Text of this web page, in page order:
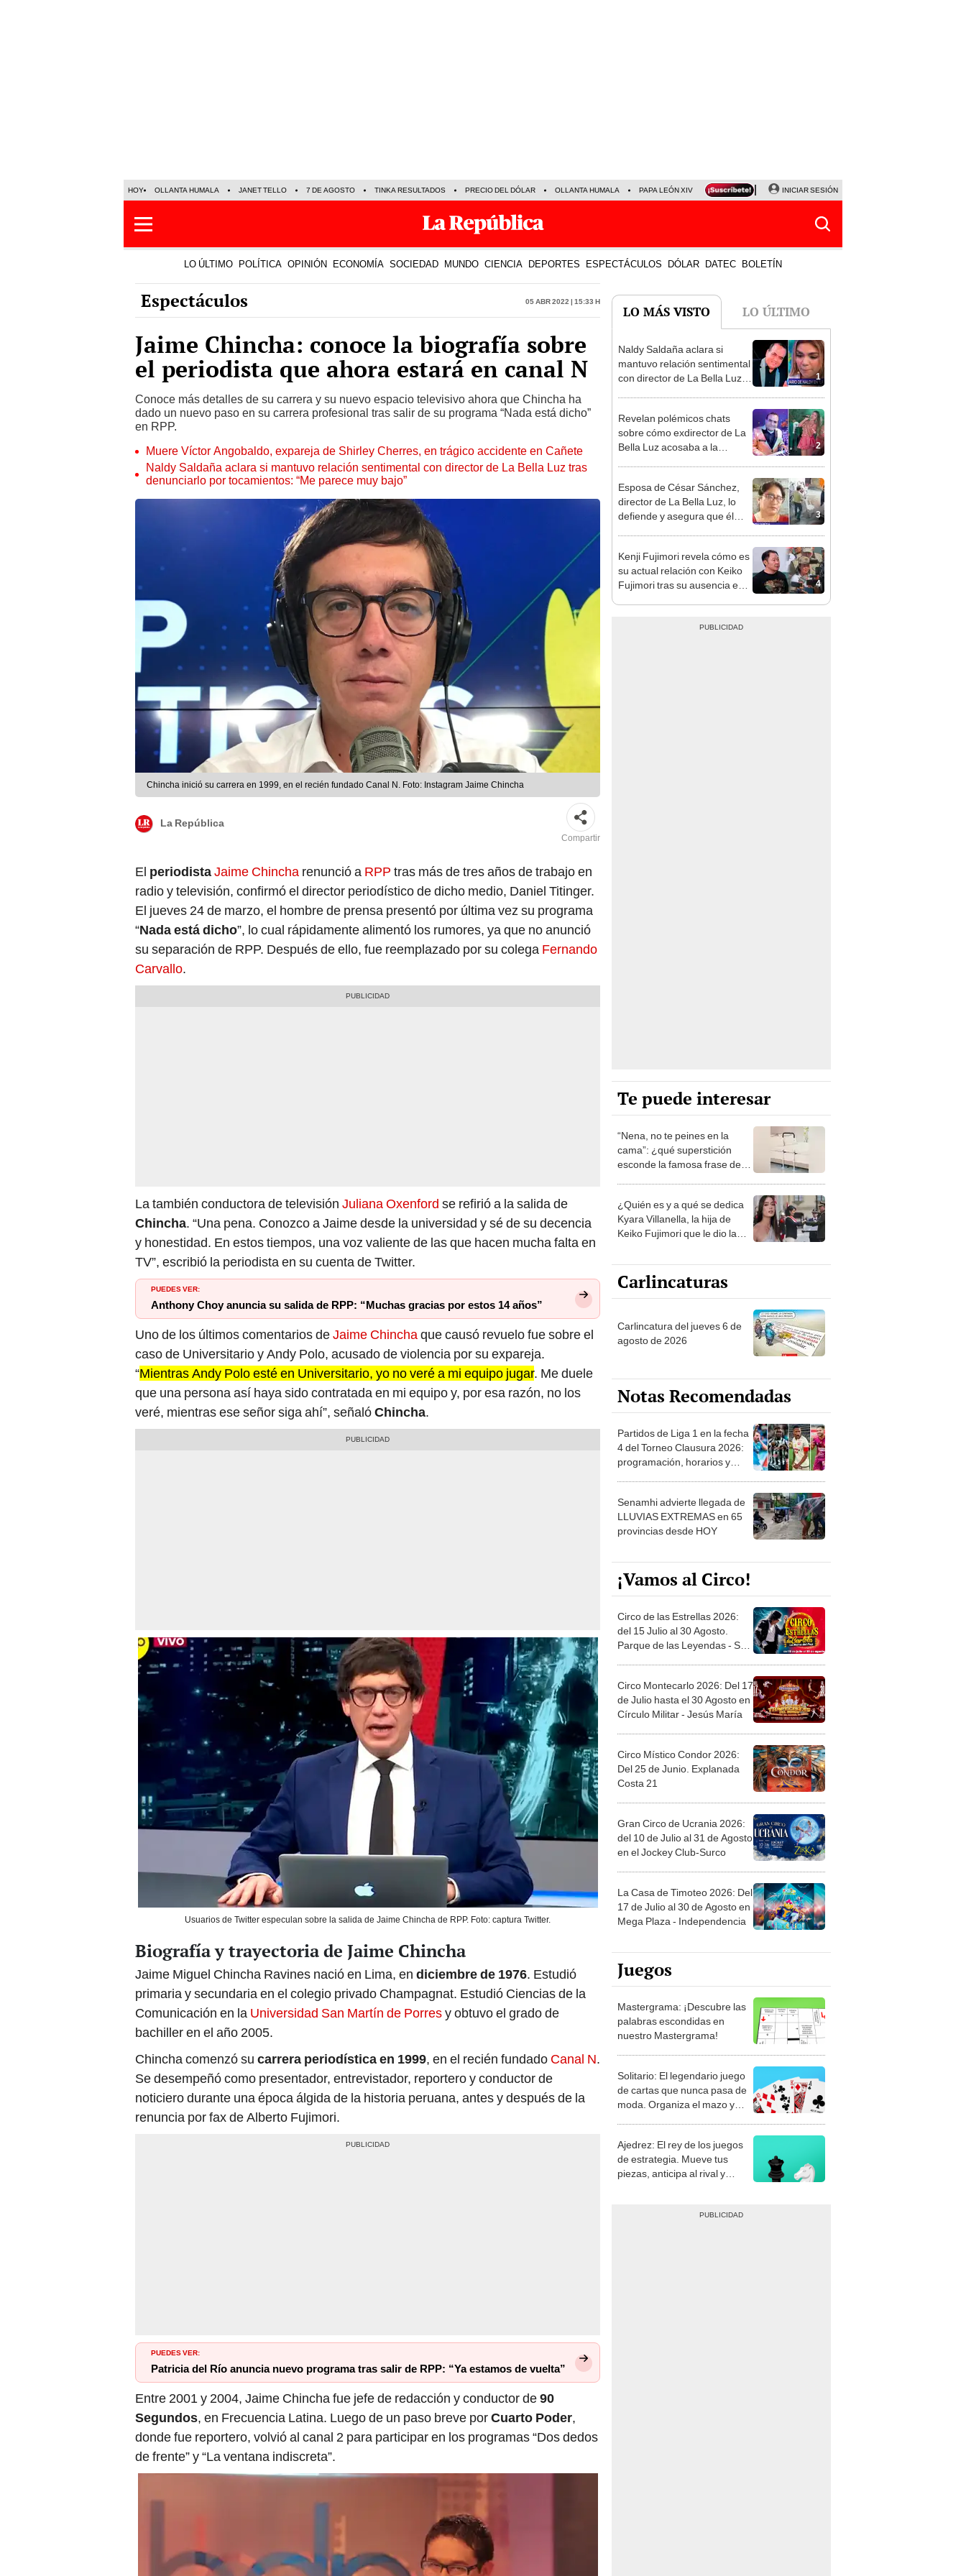
HOY OLLANTA HUMALA JANET TELLO 7 DE AGOSTO TINKA RESULTADOS PRECIO DEL DÓLAR OLLANTA HUMALA PAPA LEÓN XIV NALDY SALDAÑA LA BELLA LUZ
INICIAR SESIÓN
LO ÚLTIMO POLÍTICA OPINIÓN ECONOMÍA SOCIEDAD MUNDO CIENCIA DEPORTES ESPECTÁCULOS DÓLAR DATEC BOLETÍN
Espectáculos 05 Abr 2022 | 15:33 h
Jaime Chincha: conoce la biografía sobre
el periodista que ahora estará en canal N
Conoce más detalles de su carrera y su nuevo espacio televisivo ahora que Chincha ha
dado un nuevo paso en su carrera profesional tras salir de su programa “Nada está dicho”
en RPP.
Muere Víctor Angobaldo, expareja de Shirley Cherres, en trágico accidente en Cañete
Naldy Saldaña aclara si mantuvo relación sentimental con director de La Bella Luz tras
denunciarlo por tocamientos: “Me parece muy bajo”
Chincha inició su carrera en 1999, en el recién fundado Canal N. Foto: Instagram Jaime Chincha
La República
Compartir
El periodistaJaime Chincha renunció a RPP tras más de tres años de trabajo en
radio y televisión, confirmó el director periodístico de dicho medio, Daniel Titinger.
El jueves 24 de marzo, el hombre de prensa presentó por última vez su programa
“Nada está dicho”, lo cual rápidamente alimentó los rumores, ya que no anunció
su separación de RPP. Después de ello, fue reemplazado por su colega Fernando
Carvallo.
La también conductora de televisión Juliana Oxenford se refirió a la salida de
Chincha. “Una pena. Conozco a Jaime desde la universidad y sé de su decencia
y honestidad. En estos tiempos, una voz valiente de las que hacen mucha falta en
TV”, escribió la periodista en su cuenta de Twitter.
PUEDES VER:
Anthony Choy anuncia su salida de RPP: “Muchas gracias por estos 14 años”
Uno de los últimos comentarios deJaime Chinchaque causó revuelo fue sobre el
caso de Universitario y Andy Polo, acusado de violencia por su expareja.
“Mientras Andy Polo esté en Universitario, yo no veré a mi equipo jugar. Me duele
que una persona así haya sido contratada en mi equipo y, por esa razón, no los
veré, mientras ese señor siga ahí”, señalóChincha.
Usuarios de Twitter especulan sobre la salida de Jaime Chincha de RPP. Foto: captura Twitter.
Biografía y trayectoria de Jaime Chincha
Jaime Miguel Chincha Ravines nació en Lima, en diciembre de 1976. Estudió
primaria y secundaria en el colegio privado Champagnat. Estudió Ciencias de la
Comunicación en la Universidad San Martín de Porresy obtuvo el grado de
bachiller en el año 2005.
Chincha comenzó su carrera periodística en 1999, en el recién fundado Canal N.
Se desempeñó como presentador, entrevistador, reportero y conductor de
noticiero durante una época álgida de la historia peruana, antes y después de la
renuncia por fax de Alberto Fujimori.
PUEDES VER:
Patricia del Río anuncia nuevo programa tras salir de RPP: “Ya estamos de vuelta”
Entre 2001 y 2004, Jaime Chincha fue jefe de redacción y conductor de90
Segundos, en Frecuencia Latina. Luego de un paso breve porCuarto Poder,
donde fue reportero, volvió al canal 2 para participar en los programas “Dos dedos
de frente” y “La ventana indiscreta”.
LO MÁS VISTO LO ÚLTIMO
1
Naldy Saldaña aclara si
mantuvo relación sentimental
con director de La Bella Luz
bajo”
2
Revelan polémicos chats
sobre cómo exdirector de La
Bella Luz acosaba a la
3
Esposa de César Sánchez,
director de La Bella Luz, lo
defiende y asegura que él
dos años"
4
Kenji Fujimori revela cómo es
su actual relación con Keiko
Fujimori tras su ausencia en
Te puede interesar
“Nena, no te peines en la
cama”: ¿qué superstición
esconde la famosa frase de
¿Quién es y a qué se dedica
Kyara Villanella, la hija de
Keiko Fujimori que le dio la
Carlincaturas
Carlincatura del jueves 6 de
agosto de 2026
Notas Recomendadas
Partidos de Liga 1 en la fecha
4 del Torneo Clausura 2026:
programación, horarios y
Senamhi advierte llegada de
LLUVIAS EXTREMAS en 65
provincias desde HOY
¡Vamos al Circo!
Circo de las Estrellas 2026:
del 15 Julio al 30 Agosto.
Parque de las Leyendas - San
Circo Montecarlo 2026: Del 17
de Julio hasta el 30 Agosto en
Círculo Militar - Jesús María
Circo Místico Condor 2026:
Del 25 de Junio. Explanada
Costa 21
Gran Circo de Ucrania 2026:
del 10 de Julio al 31 de Agosto
en el Jockey Club-Surco
La Casa de Timoteo 2026: Del
17 de Julio al 30 de Agosto en
Mega Plaza - Independencia
Juegos
Mastergrama: ¡Descubre las
palabras escondidas en
nuestro Mastergrama!
Solitario: El legendario juego
de cartas que nunca pasa de
moda. Organiza el mazo y
Ajedrez: El rey de los juegos
de estrategia. Mueve tus
piezas, anticipa al rival y